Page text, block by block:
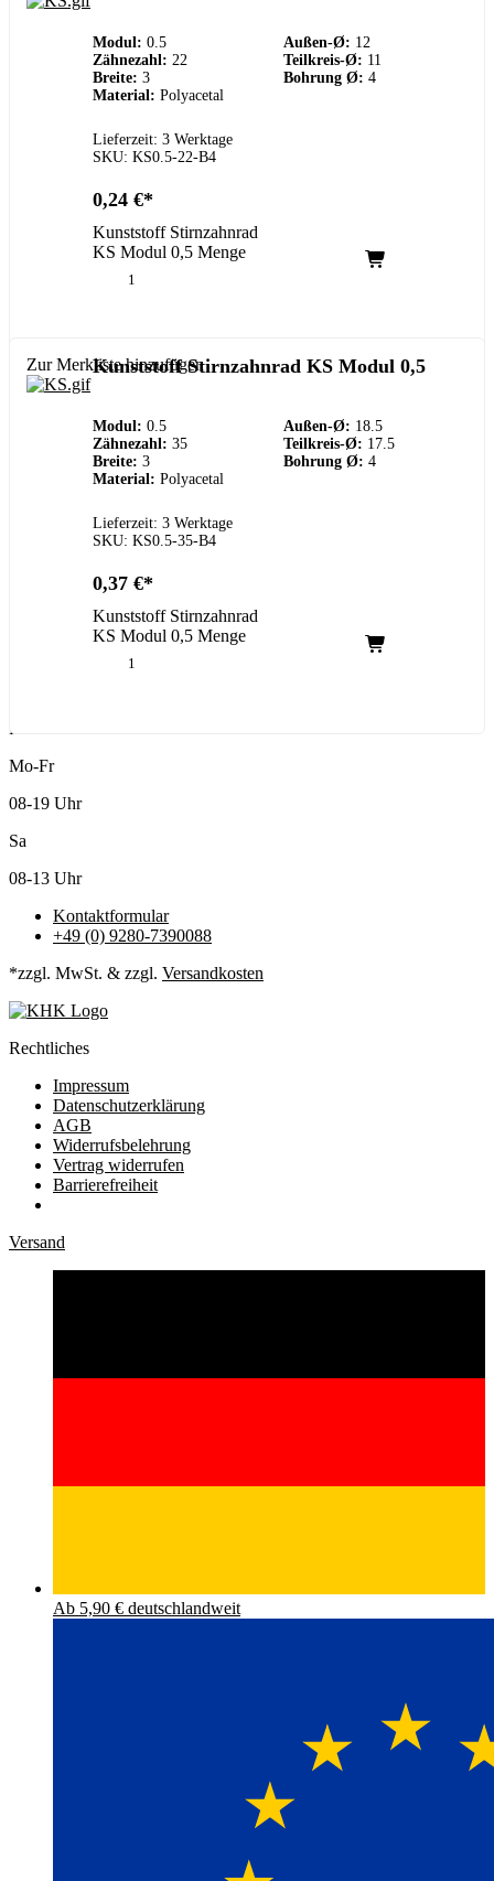
Modul: 0.5 Außen-Ø: 12
Zähnezahl: 22 Teilkreis-Ø: 11
Breite: 3 Bohrung Ø: 4
Material: Polyacetal
Lieferzeit: 3 Werktage
SKU: KS0.5-22-B4
0,24 €
Kunststoff Stirnzahnrad
KS Modul 0,5 Menge
Zur Merkliste hinzufügen
Kunststoff Stirnzahnrad KS Modul 0,5
Modul: 0.5 Außen-Ø: 18.5
Zähnezahl: 35 Teilkreis-Ø: 17.5
Breite: 3 Bohrung Ø: 4
Material: Polyacetal
Lieferzeit: 3 Werktage
SKU: KS0.5-35-B4
0,37 €
Kunststoff Stirnzahnrad
KS Modul 0,5 Menge
Kundenservice
Mo-Fr
08-19 Uhr
Sa
08-13 Uhr
Kontaktformular
+49 (0) 9280-7390088
*zzgl. MwSt. & zzgl. Versandkosten
Rechtliches
Impressum
Datenschutzerklärung
AGB
Widerrufsbelehrung
Vertrag widerrufen
Barrierefreiheit
Versand
Ab 5,90 € deutschlandweit